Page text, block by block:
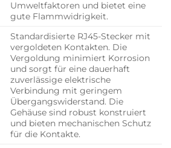
Umweltfaktoren und bietet eine
gute Flammwidrigkeit.
Standardisierte RJ45-Stecker mit
vergoldeten Kontakten. Die
Vergoldung minimiert Korrosion
und sorgt für eine dauerhaft
zuverlässige elektrische
Verbindung mit geringem
Übergangswiderstand. Die
Gehäuse sind robust konstruiert
und bieten mechanischen Schutz
für die Kontakte.